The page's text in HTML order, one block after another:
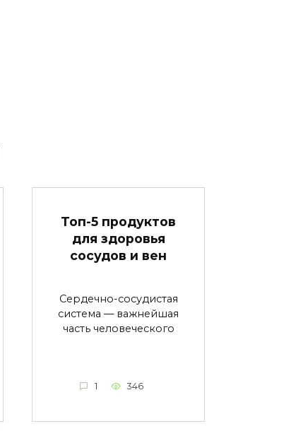
Топ-5 продуктов
для здоровья
сосудов и вен
Сердечно-сосудистая
система — важнейшая
часть человеческого
1 346